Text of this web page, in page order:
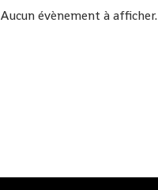
Aucun évènement à afficher.